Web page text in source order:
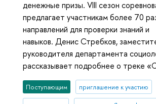
денежные призы. VIII сезон
предлагает участникам более 70
направлений для проверки знаний и
навыков. Денис Стребков,
руководителя департамента
рассказывает подробнее о треке
Поступающим приглашение к участию